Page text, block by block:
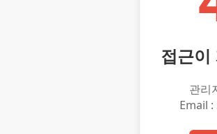
접근이
관리
Email